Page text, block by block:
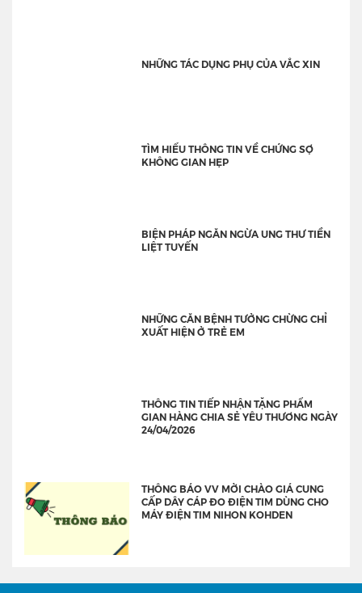
NHỮNG TÁC DỤNG PHỤ CỦA VẮC XIN
TÌM HIỂU THÔNG TIN VỀ CHỨNG SỢ
KHÔNG GIAN HẸP
BIỆN PHÁP NGĂN NGỪA UNG THƯ TIỀN
LIỆT TUYẾN
NHỮNG CĂN BỆNH TƯỞNG CHỪNG CHỈ
XUẤT HIỆN Ở TRẺ EM
THÔNG TIN TIẾP NHẬN TẶNG PHẨM
GIAN HÀNG CHIA SẺ YÊU THƯƠNG NGÀY
24/04/2026
THÔNG BÁO VV MỜI CHÀO GIÁ CUNG
CẤP DÂY CÁP ĐO ĐIỆN TIM DÙNG CHO
MÁY ĐIỆN TIM NIHON KOHDEN